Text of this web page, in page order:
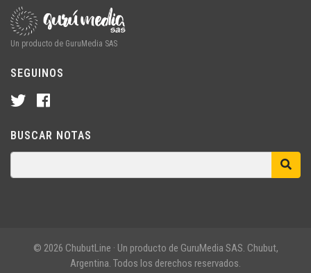
Un producto de GuruMedia SAS
SEGUINOS
BUSCAR NOTAS
© 2026 ChubutLine · Un producto de GuruMedia SAS. Chubut,
Argentina. Todos los derechos reservados.